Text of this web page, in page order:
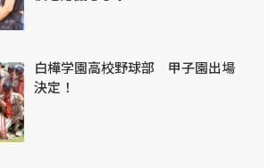
白樺学園高校野球部 甲子園出場
決定！